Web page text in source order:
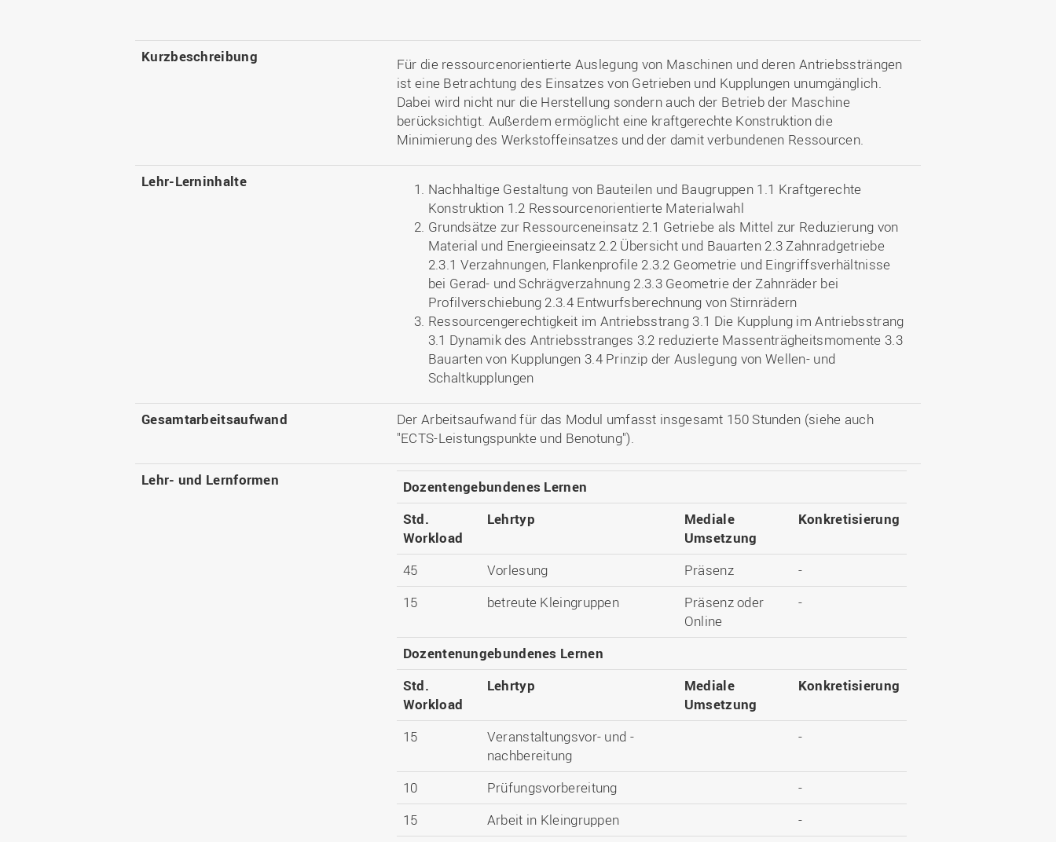
Kurzbeschreibung
Für die ressourcenorientierte Auslegung von Maschinen und deren Antriebssträngen
ist eine Betrachtung des Einsatzes von Getrieben und Kupplungen unumgänglich.
Dabei wird nicht nur die Herstellung sondern auch der Betrieb der Maschine
berücksichtigt. Außerdem ermöglicht eine kraftgerechte Konstruktion die
Minimierung des Werkstoffeinsatzes und der damit verbundenen Ressourcen.
Lehr-Lerninhalte
Nachhaltige Gestaltung von Bauteilen und Baugruppen 1.1 Kraftgerechte
Konstruktion 1.2 Ressourcenorientierte Materialwahl
Grundsätze zur Ressourceneinsatz 2.1 Getriebe als Mittel zur Reduzierung von
Material und Energieeinsatz 2.2 Übersicht und Bauarten 2.3 Zahnradgetriebe
2.3.1 Verzahnungen, Flankenprofile 2.3.2 Geometrie und Eingriffsverhältnisse
bei Gerad- und Schrägverzahnung 2.3.3 Geometrie der Zahnräder bei
Profilverschiebung 2.3.4 Entwurfsberechnung von Stirnrädern
Ressourcengerechtigkeit im Antriebsstrang 3.1 Die Kupplung im Antriebsstrang
3.1 Dynamik des Antriebsstranges 3.2 reduzierte Massenträgheitsmomente 3.3
Bauarten von Kupplungen 3.4 Prinzip der Auslegung von Wellen- und
Schaltkupplungen
Gesamtarbeitsaufwand
Der Arbeitsaufwand für das Modul umfasst insgesamt 150 Stunden (siehe auch
"ECTS-Leistungspunkte und Benotung").
Lehr- und Lernformen
Dozentengebundenes Lernen
Std.
Workload
Lehrtyp
Mediale
Umsetzung
Konkretisierung
45 Vorlesung Präsenz
-
15
betreute Kleingruppen
Präsenz oder
Online
-
Dozentenungebundenes Lernen
Std.
Workload
Lehrtyp
Mediale
Umsetzung
Konkretisierung
15
Veranstaltungsvor- und -
nachbereitung
-
10 Prüfungsvorbereitung
-
15
Arbeit in Kleingruppen
-